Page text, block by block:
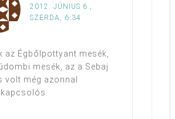
2012. JÚNIUS 6.,
SZERDA, 6:34
az Égbőlpottyant mesék,
mesék, az a Sebaj
volt még azonnal